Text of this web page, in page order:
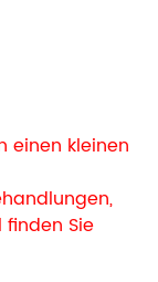
einen kleinen
Sie